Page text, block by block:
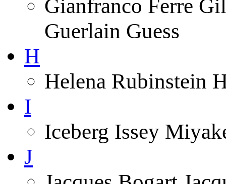
Gianfranco Ferre
Guerlain Guess
H
Helena Rubinstein
I
Iceberg Issey
J